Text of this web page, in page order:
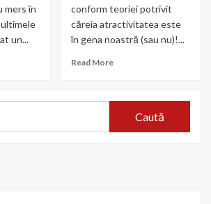
mers în
un...
conform teoriei potrivit
căreia atractivitatea este
în gena noastră (sau nu)!...
Read More